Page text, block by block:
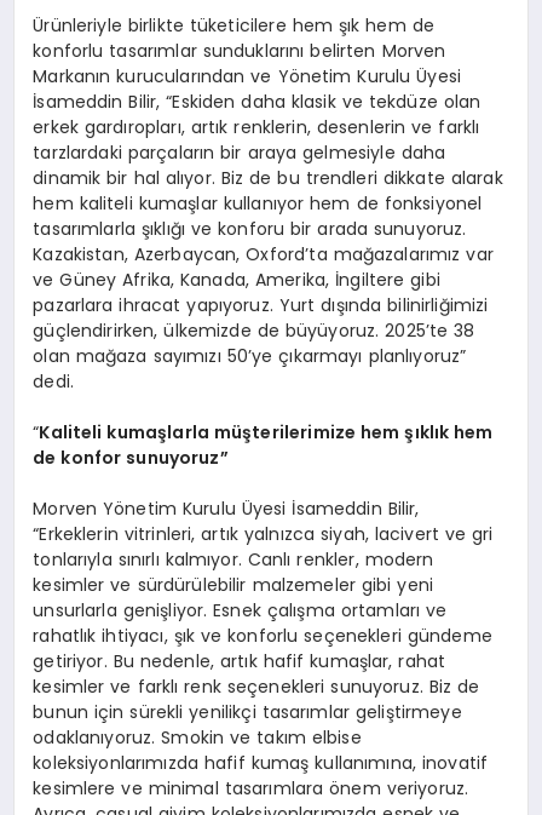
Ürünleriyle birlikte tüketicilere hem şık hem de
konforlu tasarımlar sunduklarını belirten Morven
Markanın kurucularından ve Yönetim Kurulu Üyesi
İsameddin Bilir, “Eskiden daha klasik ve tekdüze olan
erkek gardıropları, artık renklerin, desenlerin ve farklı
tarzlardaki parçaların bir araya gelmesiyle daha
dinamik bir hal alıyor. Biz de bu trendleri dikkate alarak
hem kaliteli kumaşlar kullanıyor hem de fonksiyonel
tasarımlarla şıklığı ve konforu bir arada sunuyoruz.
Kazakistan, Azerbaycan, Oxford’ta mağazalarımız var
ve Güney Afrika, Kanada, Amerika, İngiltere gibi
pazarlara ihracat yapıyoruz. Yurt dışında bilinirliğimizi
güçlendirirken, ülkemizde de büyüyoruz. 2025’te 38
olan mağaza sayımızı 50’ye çıkarmayı planlıyoruz”
dedi.
“Kaliteli kumaşlarla müşterilerimize hem şıklık hem
de konfor sunuyoruz”
Morven Yönetim Kurulu Üyesi İsameddin Bilir,
“Erkeklerin vitrinleri, artık yalnızca siyah, lacivert ve gri
tonlarıyla sınırlı kalmıyor. Canlı renkler, modern
kesimler ve sürdürülebilir malzemeler gibi yeni
unsurlarla genişliyor. Esnek çalışma ortamları ve
rahatlık ihtiyacı, şık ve konforlu seçenekleri gündeme
getiriyor. Bu nedenle, artık hafif kumaşlar, rahat
kesimler ve farklı renk seçenekleri sunuyoruz. Biz de
bunun için sürekli yenilikçi tasarımlar geliştirmeye
odaklanıyoruz. Smokin ve takım elbise
koleksiyonlarımızda hafif kumaş kullanımına, inovatif
kesimlere ve minimal tasarımlara önem veriyoruz.